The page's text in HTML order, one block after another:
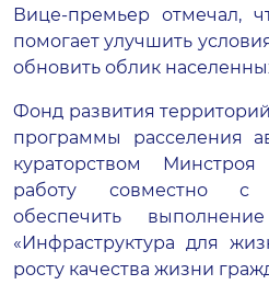
Вице-премьер отмечал,
помогает улучшить
обновить облик
Фонд развития
программы расселения
кураторством
работу совместно с
обеспечить
«Инфраструктура для
росту качества жизни